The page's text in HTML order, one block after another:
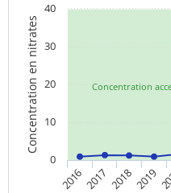
Concentration
Concentration en nitrates
20162017 20182019
0
10
20
30
40